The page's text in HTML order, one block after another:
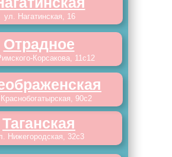
ул. Нагатинская, 16
Отрадное
Корсакова, 11с12
Таганская
Нижегородская, 32с3
90с2